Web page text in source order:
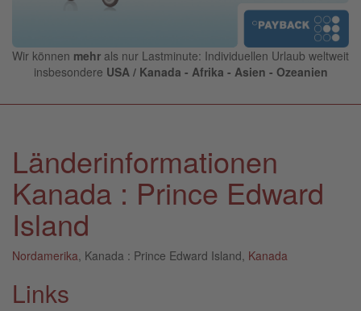
Wir können mehr als nur Lastminute: Individuellen Urlaub weltweit
insbesondere USA / Kanada - Afrika - Asien - Ozeanien
Länderinformationen
Kanada : Prince Edward
Island
Nordamerika , Kanada : Prince Edward Island, Kanada
Links